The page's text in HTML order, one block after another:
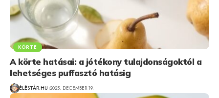
KÖRTE
A körte hatásai: a jótékony tulajdonságoktól a
lehetséges puffasztó hatásig
ÉLÉSTÁR.HU 2025. DECEMBER 19.